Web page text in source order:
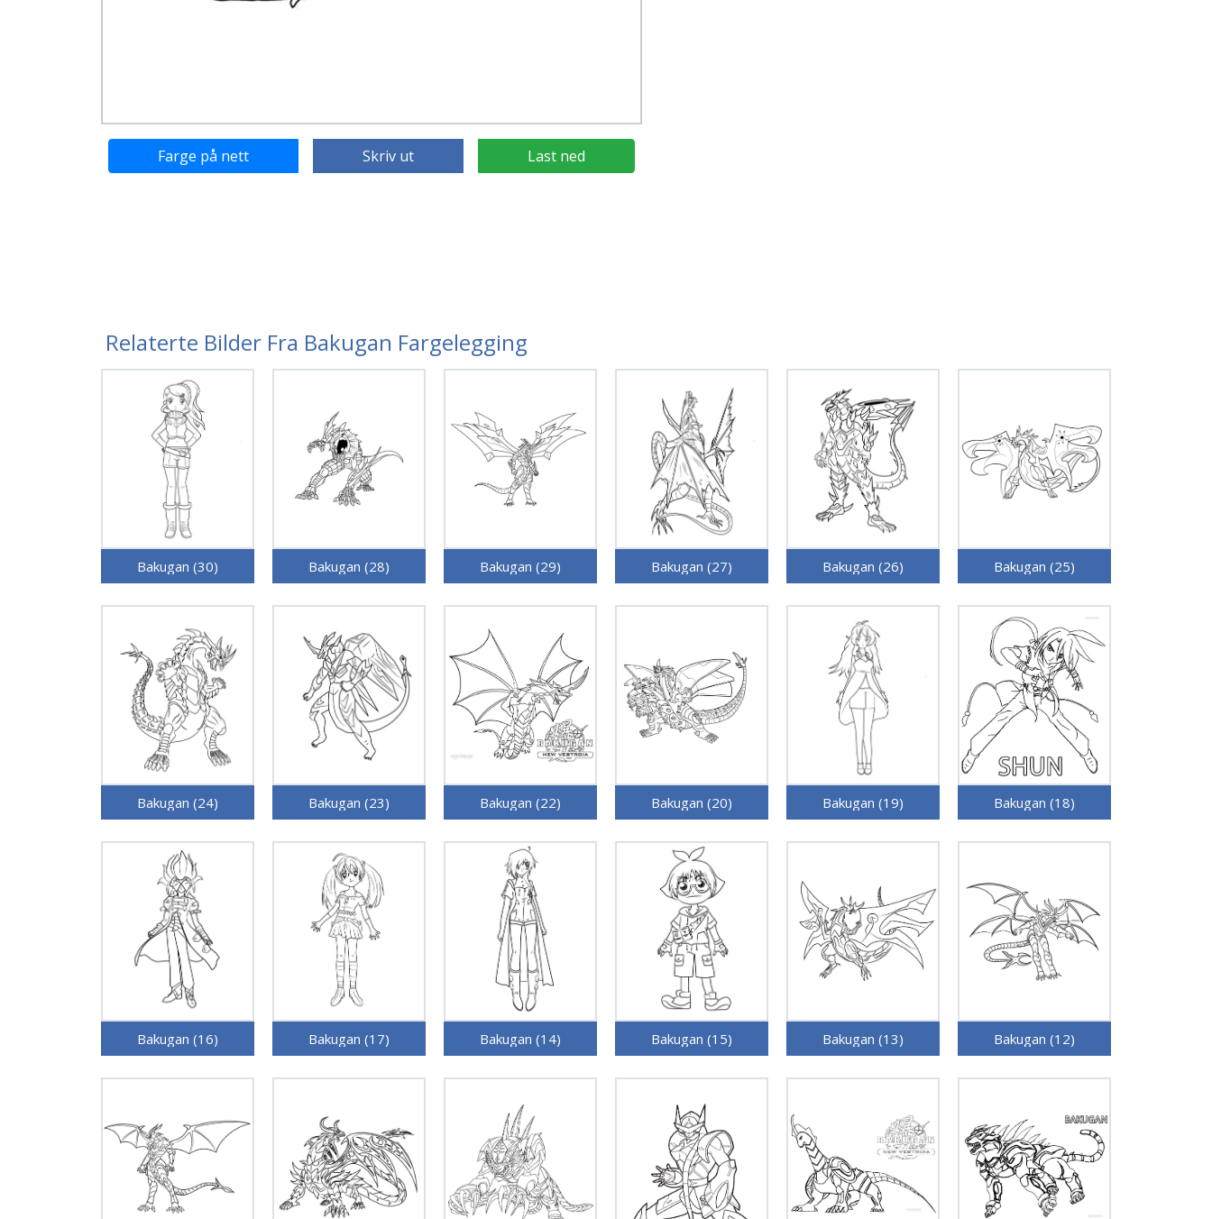
Farge på nett Skriv ut Last ned
Relaterte Bilder Fra Bakugan Fargelegging
Bakugan (30) Bakugan (28) Bakugan (29) Bakugan (27) Bakugan (26) Bakugan (25)
Bakugan (24) Bakugan (23) Bakugan (22) Bakugan (20) Bakugan (19) Bakugan (18)
Bakugan (16) Bakugan (17) Bakugan (14) Bakugan (15) Bakugan (13) Bakugan (12)